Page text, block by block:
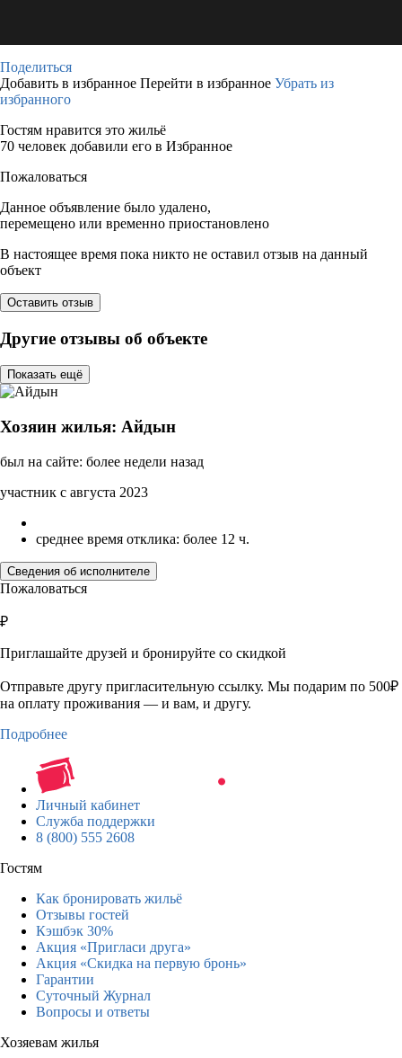
Поделиться
Добавить в избранное Перейти в избранное Убрать из
избранного
Гостям нравится это жильё
70 человек добавили его в Избранное
Пожаловаться
Данное объявление было удалено,
перемещено или временно приостановлено
В настоящее время пока никто не оставил отзыв на данный
объект
Оставить отзыв
Другие отзывы об объекте
Показать ещё
Хозяин жилья: Айдын
был на сайте: более недели назад
участник с августа 2023
среднее время отклика: более 12 ч.
Сведения об исполнителе
Пожаловаться
₽
Приглашайте друзей и бронируйте со скидкой
Отправьте другу пригласительную ссылку. Мы подарим по 500₽
на оплату проживания — и вам, и другу.
Подробнее
Личный кабинет
Служба поддержки
8 (800) 555 2608
Гостям
Как бронировать жильё
Отзывы гостей
Кэшбэк 30%
Акция «Пригласи друга»
Акция «Скидка на первую бронь»
Гарантии
Суточный Журнал
Вопросы и ответы
Хозяевам жилья